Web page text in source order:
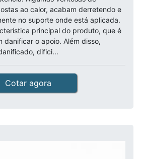
ao calor, acabam derretendo e
no suporte onde está aplicada.
principal do produto, que é
danificar o apoio. Além disso,
difici...
Cotar agora